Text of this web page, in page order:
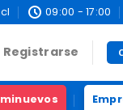
09:00 - 17:00